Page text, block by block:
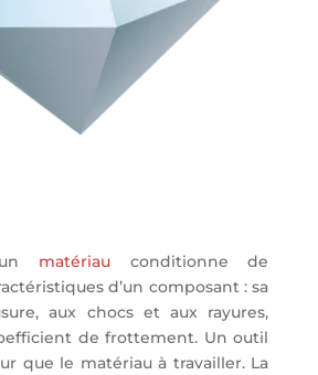
matériauconditionne de
d’un composant : sa
aux chocs et aux rayures,
de frottement. Un outil
que le matériau à travailler. La